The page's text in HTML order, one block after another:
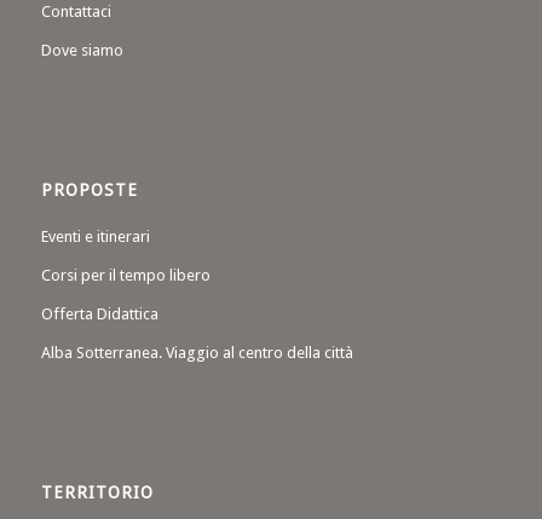
Contattaci
Dove siamo
PROPOSTE
Eventi e itinerari
Corsi per il tempo libero
Offerta Didattica
Alba Sotterranea. Viaggio al centro della città
TERRITORIO